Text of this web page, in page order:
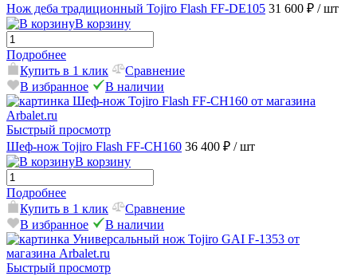
Нож деба традиционный Tojiro Flash FF-DE105 31 600 ₽ / шт
В корзину
Подробнее
Купить в 1 клик
Сравнение
В избранное
В наличии
Быстрый просмотр
Шеф-нож Tojiro Flash FF-CH160 36 400 ₽ / шт
В корзину
Подробнее
Купить в 1 клик
Сравнение
В избранное
В наличии
Быстрый просмотр